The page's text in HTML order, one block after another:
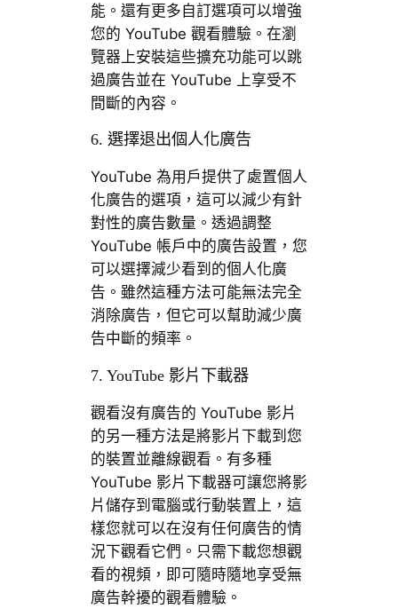
能。還有更多自訂選項可以增強
您的 YouTube 觀看體驗。在瀏
覽器上安裝這些擴充功能可以跳
過廣告並在 YouTube 上享受不
間斷的內容。
6. 選擇退出個人化廣告
YouTube 為用戶提供了處置個人
化廣告的選項，這可以減少有針
對性的廣告數量。透過調整
YouTube 帳戶中的廣告設置，您
可以選擇減少看到的個人化廣
告。雖然這種方法可能無法完全
消除廣告，但它可以幫助減少廣
告中斷的頻率。
7. YouTube 影片下載器
觀看沒有廣告的 YouTube 影片
的另一種方法是將影片下載到您
的裝置並離線觀看。有多種
YouTube 影片下載器可讓您將影
片儲存到電腦或行動裝置上，這
樣您就可以在沒有任何廣告的情
況下觀看它們。只需下載您想觀
看的視頻，即可隨時隨地享受無
廣告幹擾的觀看體驗。